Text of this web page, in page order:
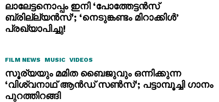
ലാലേട്ടനൊപ്പം ഇനി ‘പോത്തേട്ടൻസ്
ബ്രില്ല്യൻസ്’; ‘നെടുങ്കണ്ടം മിറാക്കിൾ’
പ്രഖ്യാപിച്ചു!
FILM NEWS MUSIC VIDEOS
സൂര്യയും മമിത ബൈജുവും ഒന്നിക്കുന്ന
‘വിശ്വനാഥ് ആൻഡ് സൺസ്’; പട്ടാമ്പൂച്ചി ഗാനം
പുറത്തിറങ്ങി